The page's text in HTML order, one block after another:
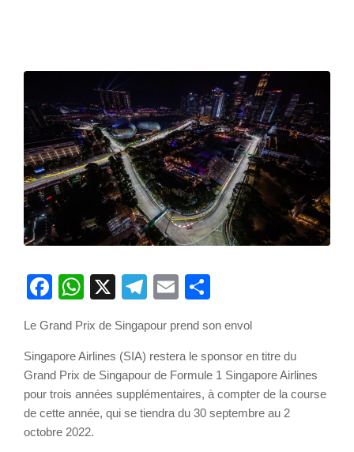
Facebook
WhatsApp
X Telegram
Email
Le Grand Prix de Singapour prend son envol
Singapore Airlines (SIA) restera le sponsor en titre du
Grand Prix de Singapour de Formule 1 Singapore Airlines
pour trois années supplémentaires, à compter de la course
de cette année, qui se tiendra du 30 septembre au 2
octobre 2022.